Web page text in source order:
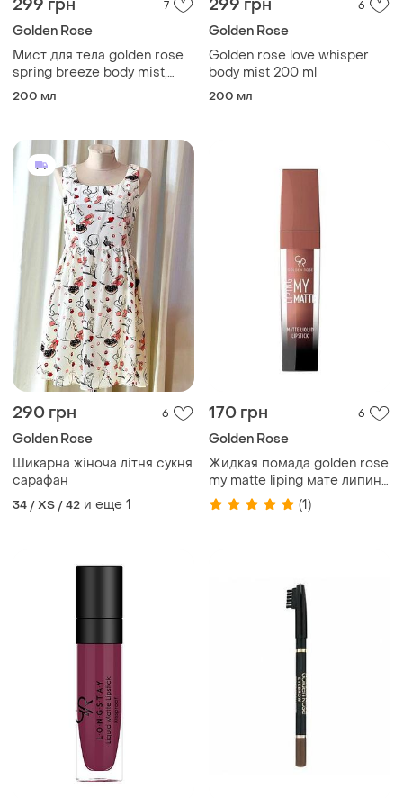
299 грн 7
Golden Rose
Мист для тела golden rose
spring breeze body mist,
200 мл
200 мл
299 грн 6
Golden Rose
Golden rose love whisper
body mist 200 ml
200 мл
290 грн 6
Golden Rose
Шикарна жіноча літня сукня
сарафан
34 / XS / 42 и еще 1
170 грн 6
Golden Rose
Жидкая помада golden rose
my matte liping мате липинг
голден роуз
(1)